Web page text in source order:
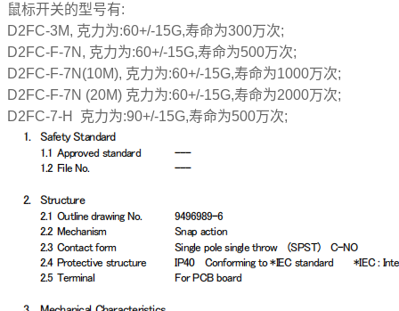
鼠标开关的型号有:
D2FC-3M, 克力为:60+/-15G,寿命为300万次;
D2FC-F-7N, 克力为:60+/-15G,寿命为500万次;
D2FC-F-7N(10M), 克力为:60+/-15G,寿命为1000万次;
D2FC-F-7N (20M) 克力为:60+/-15G,寿命为2000万次;
D2FC-7-H 克力为:90+/-15G,寿命为500万次;